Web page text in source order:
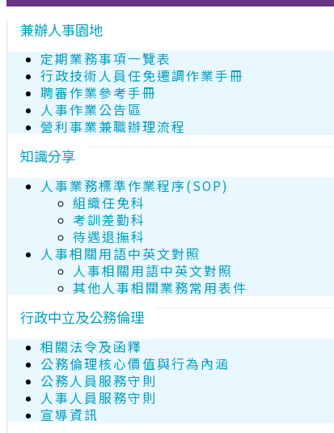
兼辦人事園地
定期業務事項一覽表
行政技術人員任免遷調作業手冊
聘審作業參考手冊
人事作業公告區
營利事業兼職辦理流程
知識分享
人事業務標準作業程序(SOP)
組織任免科
考訓差勤科
待遇退撫科
人事相關用語中英文對照
人事相關用語中英文對照
其他人事相關業務常用表件
行政中立及公務倫理
相關法令及函釋
公務倫理核心價值與行為內涵
公務人員服務守則
人事人員服務守則
宣導資訊